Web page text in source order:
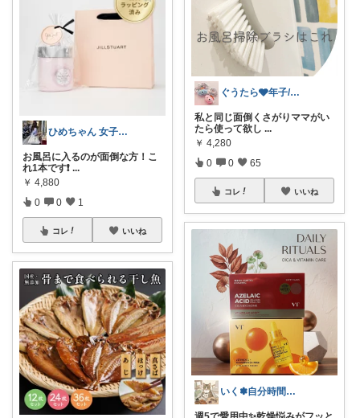
ひめちゃん 女子力向上ルーム♡
お風呂に入るのが面倒な方！こ
れ1本です❗️ ...
￥ 4,880
0 0 1
コレ いいね
ぐうたら🩶年子/看護師/車中泊/遊ぶ
私と同じ面倒くさがりママがい
たら使って欲し ...
￥ 4,280
0 0 65
コレ いいね
いく✽自分時間を整えるアイテム